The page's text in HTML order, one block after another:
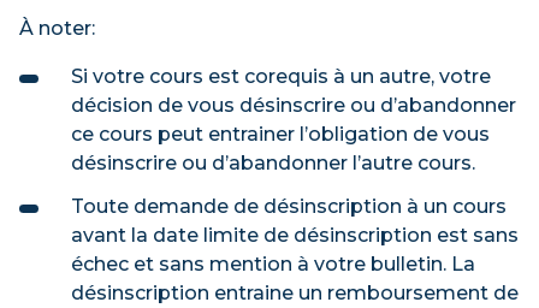
À noter:
Si votre cours est corequis à un autre, votre
décision de vous désinscrire ou d’abandonner
ce cours peut entrainer l’obligation de vous
désinscrire ou d’abandonner l’autre cours.
Toute demande de désinscription à un cours
avant la date limite de désinscription est sans
échec et sans mention à votre bulletin. La
désinscription entraine un remboursement de